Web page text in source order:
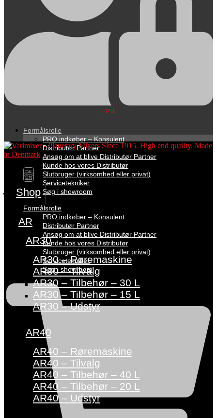
B2B
Formålsrolle
PRO indkøber – Konsulent
Distributør Partner
Ansøg om at blive Distributør Partner
Kunde hos vores Distributør
Slutbruger (virksomhed eller privat)
Servicetekniker
Søg i showroom
Formålsrolle
PRO indkøber – Konsulent
Distributør Partner
Ansøg om at blive Distributør Partner
Kunde hos vores Distributør
Slutbruger (virksomhed eller privat)
Servicetekniker
Søg i showroom
DK
EN
Shop
AR
AR30
AR30 – Røremaskine
AR30 – Tilvalg
AR30 – Tilbehør – 30 L
AR30 – Tilbehør – 15 L
AR30 – Udstyr
AR40
AR40 – Røremaskine
AR40 – Tilvalg
AR40 – Tilbehør – 40 L
AR40 – Tilbehør – 20 L
AR40 – Udstyr